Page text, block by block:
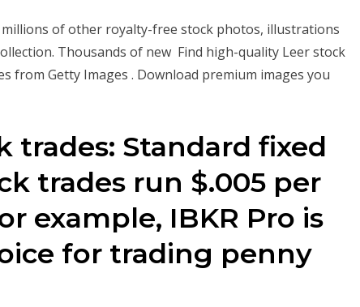
millions of other royalty-free stock photos, illustrations
Thousands of new Find high-quality Leer stock
from Getty Images . Download premium images you
trades: Standard fixed
trades run $.005 per
example, IBKR Pro is
for trading penny